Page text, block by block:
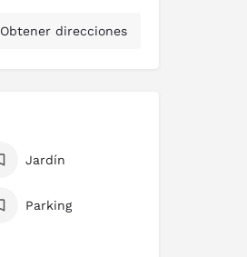
Obtener direcciones
Jardín
Parking